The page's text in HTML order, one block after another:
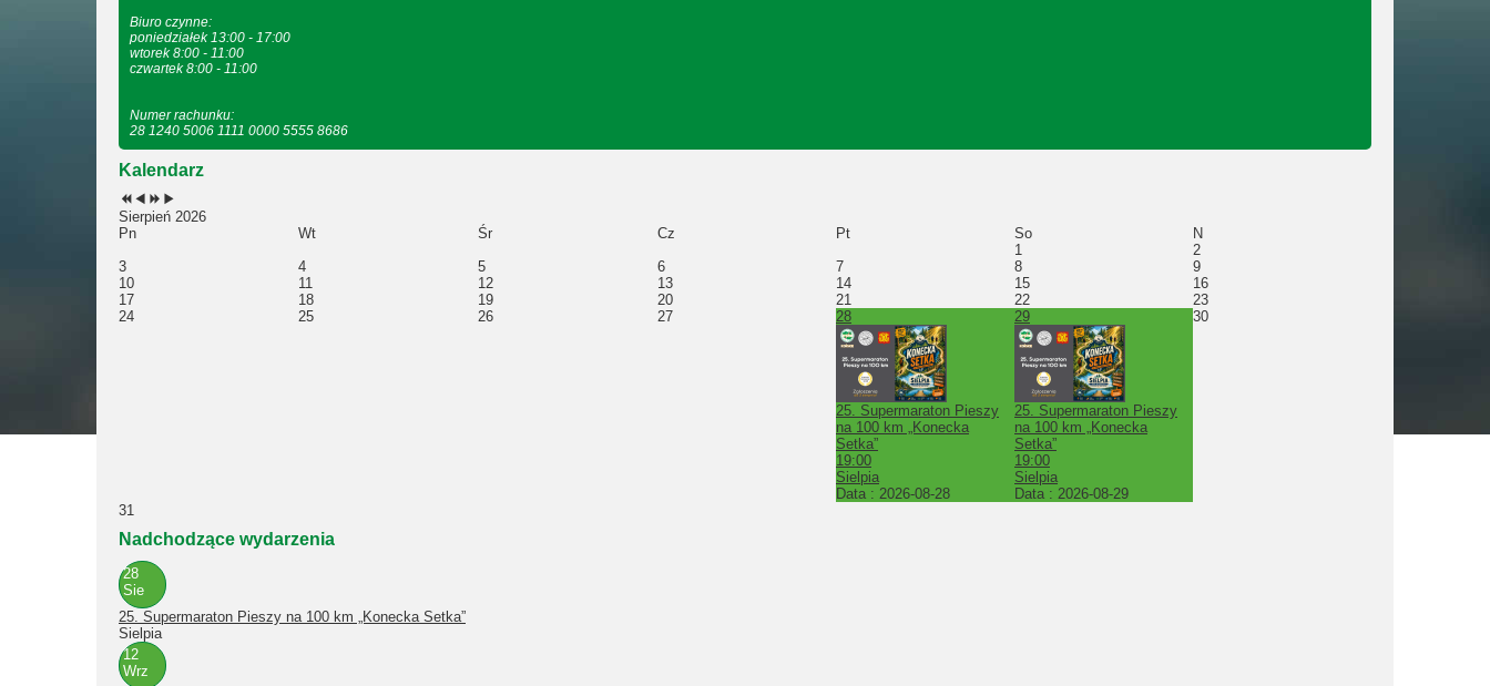
Biuro czynne:
poniedziałek 13:00 - 17:00
wtorek 8:00 - 11:00
czwartek 8:00 - 11:00
Numer rachunku:
28 1240 5006 1111 0000 5555 8686
Kalendarz
Sierpień 2026
Pn
Wt Śr Cz Pt So
N
1
2
3
4 5 6 7 8
9
10
11 12 13 14 15
16
17
18 19 20 21 22
23
24
25 26 27 28
25. Supermaraton Pieszy
na 100 km „Konecka
Setka”
19:00
Sielpia
Data : 2026-08-28
29
25. Supermaraton Pieszy
na 100 km „Konecka
Setka”
19:00
Sielpia
Data : 2026-08-29
30
31
Nadchodzące wydarzenia
28
Sie
25. Supermaraton Pieszy na 100 km „Konecka Setka”
Sielpia
12
Wrz